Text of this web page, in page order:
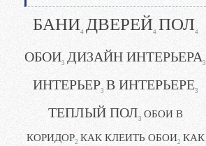
БАНИ4 ДВЕРЕЙ4 ПОЛ4
ОБОИ3 ДИЗАЙН ИНТЕРЬЕРА3
ИНТЕРЬЕР3 В ИНТЕРЬЕРЕ3
ТЕПЛЫЙ ПОЛ3 ОБОИ В
КОРИДОР2 КАК КЛЕИТЬ ОБОИ2 КАК